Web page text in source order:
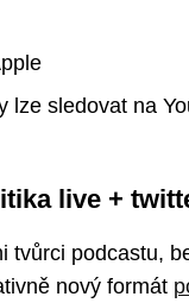
lze sledovat na
live +
tvůrci podcastu,
nový formát